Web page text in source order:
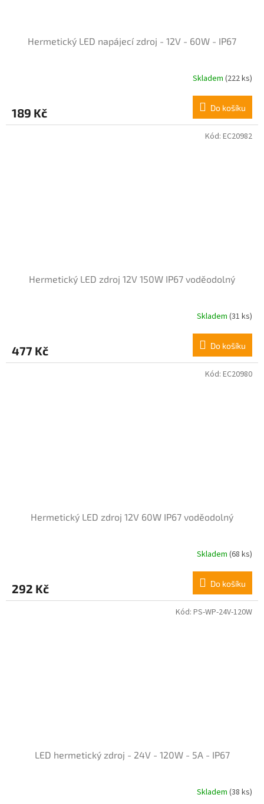
Hermetický LED napájecí zdroj - 12V - 60W - IP67
Skladem (222 ks)
189 Kč Do košíku
Hermetický LED zdroj 12V 150W IP67 voděodolný
Skladem (31 ks)
477 Kč Do košíku
Kód: EC20982
Hermetický LED zdroj 12V 60W IP67 voděodolný
Skladem (68 ks)
292 Kč Do košíku
Kód: EC20980
LED hermetický zdroj - 24V - 120W - 5A - IP67
Skladem (38 ks)
Kód: PS-WP-24V-120W